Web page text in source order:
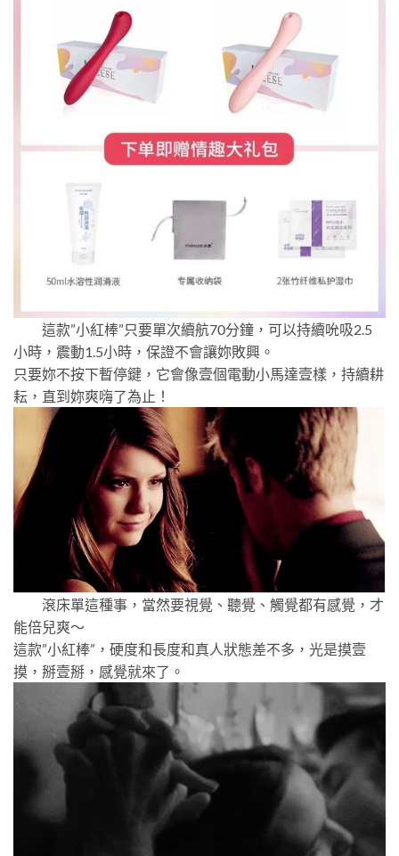
這款”小紅棒”只要單次續航70分鐘，可以持續吮吸2.5
小時，震動1.5小時，保證不會讓妳敗興。
只要妳不按下暫停鍵，它會像壹個電動小馬達壹樣，持續耕
耘，直到妳爽嗨了為止！
滾床單這種事，當然要視覺、聽覺、觸覺都有感覺，才
能倍兒爽～
這款”小紅棒”，硬度和長度和真人狀態差不多，光是摸壹
摸，掰壹掰，感覺就來了。